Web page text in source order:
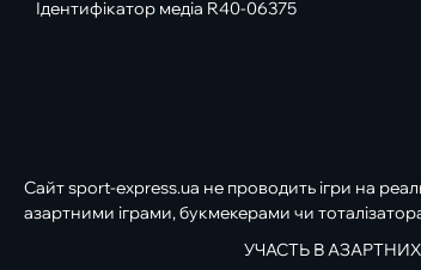
Ідентифікатор медіа R40-06375
Сайт sport-express.ua не проводить ігри на
азартними іграми, букмекерами чи
УЧАСТЬ В